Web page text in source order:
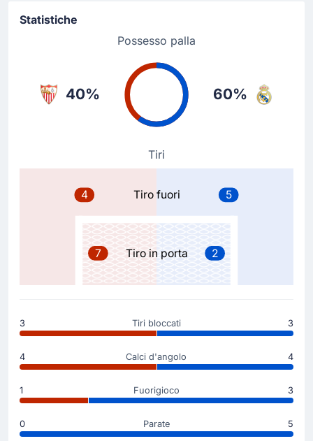
Luis Garcia realizza il suo terzo cambio con Chidera
Ejuke che rimpiazza Ruben Vargas.
Alexis Sanchez rimpiazza Neal Maupay per la squadra
Sostituzione
Nemanja Gudelj
Lucien Agoume
Agoume che rimpiazza Nemanja Gudelj.
48'
Cartellino giallo
Nemanja Gudelj
Nemanja Gudelj (Siviglia) è finito sul taccuino
dell'arbitro Jose Maria Sanchez Martinez per un
Statistiche
Possesso palla
40% 60%
Tiri
4 Tiro fuori 5
7 Tiro in porta 2
3 Tiri bloccati 3
4 Calci d'angolo 4
1 Fuorigioco 3
0 Parate 5